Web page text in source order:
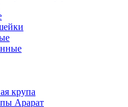
крупа
Арарат